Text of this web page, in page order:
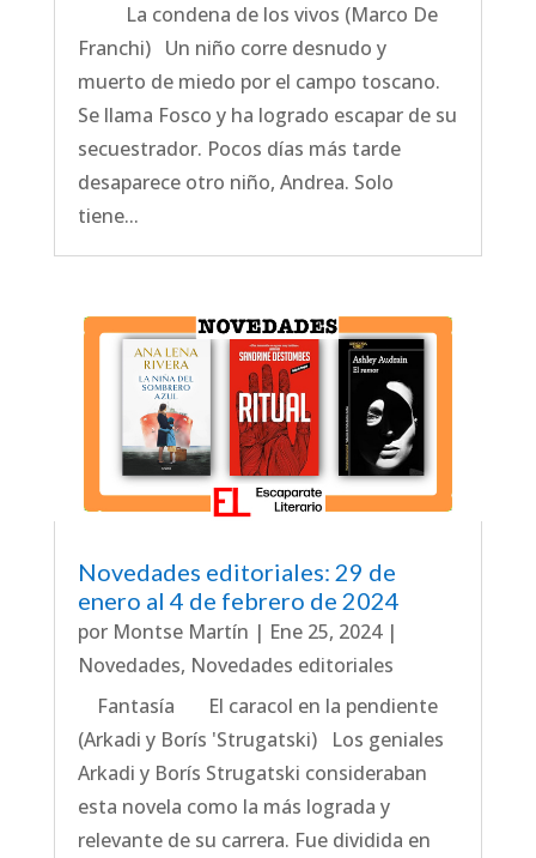
La condena de los vivos (Marco De
Franchi) Un niño corre desnudo y
muerto de miedo por el campo toscano.
Se llama Fosco y ha logrado escapar de su
secuestrador. Pocos días más tarde
desaparece otro niño, Andrea. Solo
tiene...
Novedades editoriales: 29 de
enero al 4 de febrero de 2024
por Montse Martín | Ene 25, 2024|
Novedades, Novedades editoriales
Fantasía El caracol en la pendiente
(Arkadi y Borís 'Strugatski) Los geniales
Arkadi y Borís Strugatski consideraban
esta novela como la más lograda y
relevante de su carrera. Fue dividida en